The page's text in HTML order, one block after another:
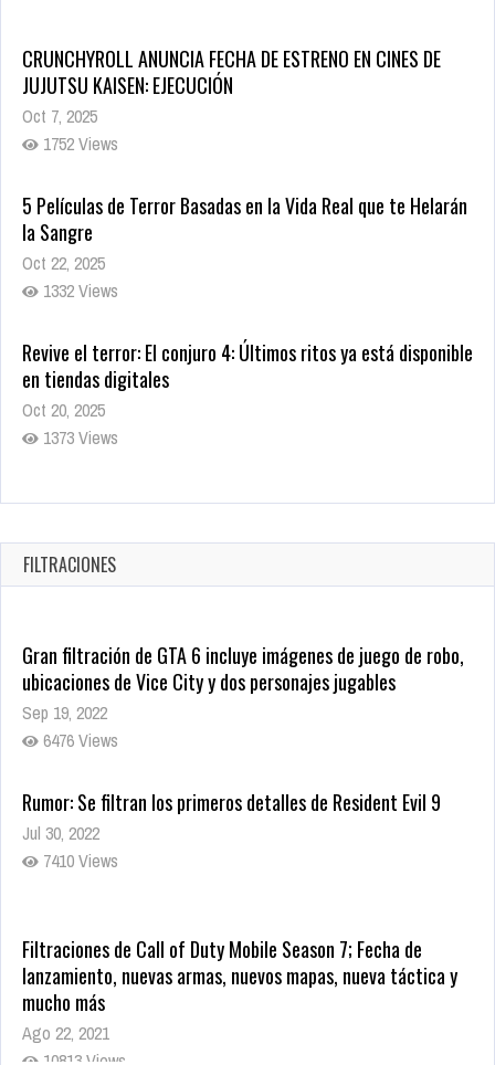
CRUNCHYROLL ANUNCIA FECHA DE ESTRENO EN CINES DE
JUJUTSU KAISEN: EJECUCIÓN
Oct 7, 2025
1752 Views
5 Películas de Terror Basadas en la Vida Real que te Helarán
la Sangre
Oct 22, 2025
1332 Views
Revive el terror: El conjuro 4: Últimos ritos ya está disponible
en tiendas digitales
Oct 20, 2025
1373 Views
Warner Bros. lleva a las tiendas digitales su racha de
Oct 17, 2025
1429 Views
FILTRACIONES
Gran filtración de GTA 6 incluye imágenes de juego de robo,
ubicaciones de Vice City y dos personajes jugables
Sep 19, 2022
6476 Views
Rumor: Se filtran los primeros detalles de Resident Evil 9
Jul 30, 2022
7410 Views
Filtraciones de Call of Duty Mobile Season 7; Fecha de
lanzamiento, nuevas armas, nuevos mapas, nueva táctica y
mucho más
Ago 22, 2021